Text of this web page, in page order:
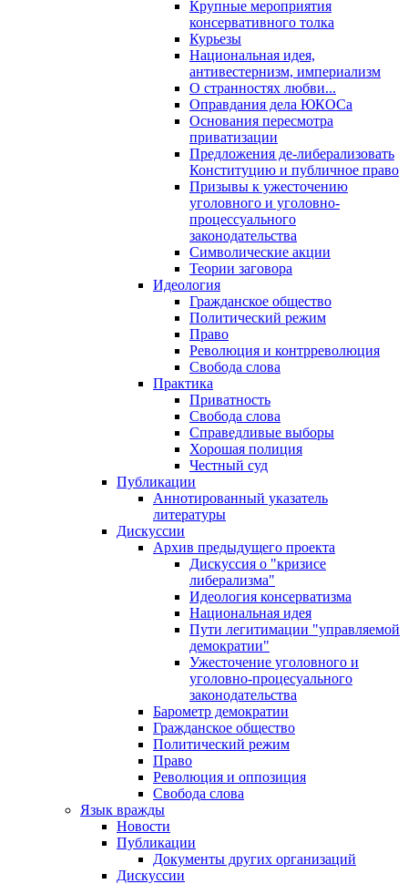
Крупные мероприятия
консервативного толка
Курьезы
Национальная идея,
антивестернизм, империализм
О странностях любви...
Оправдания дела ЮКОСа
Основания пересмотра
приватизации
Предложения де-либерализовать
Конституцию и публичное право
Призывы к ужесточению
уголовного и уголовно-
процессуального
законодательства
Символические акции
Теории заговора
Идеология
Гражданское общество
Политический режим
Право
Революция и контрреволюция
Свобода слова
Практика
Приватность
Свобода слова
Справедливые выборы
Хорошая полиция
Честный суд
Публикации
Аннотированный указатель
литературы
Дискуссии
Архив предыдущего проекта
Дискуссия о "кризисе
либерализма"
Идеология консерватизма
Национальная идея
Пути легитимации "управляемой
демократии"
Ужесточение уголовного и
уголовно-процесуального
законодательства
Барометр демократии
Гражданское общество
Политический режим
Право
Революция и оппозиция
Свобода слова
Язык вражды
Новости
Публикации
Документы других организаций
Дискуссии